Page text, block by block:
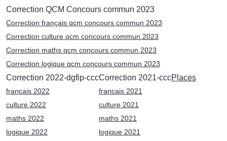
Correction QCM Concours commun 2023
Correction français qcm concours commun 2023
Correction culture qcm concours commun 2023
Correction maths qcm concours commun 2023
Correction logique qcm concours commun 2023
Correction 2022-dgfip-ccc
francais 2022
culture 2022
maths 2022
logique 2022
Correction 2021-ccc
francais 2021
culture 2021
maths 2021
logique 2021
Places